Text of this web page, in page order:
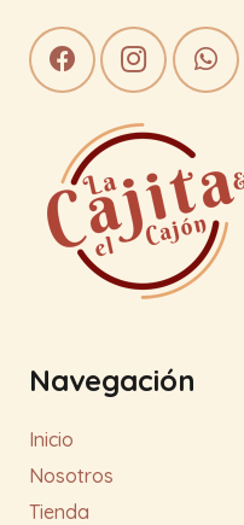
Navegación
Inicio
Nosotros
Tienda